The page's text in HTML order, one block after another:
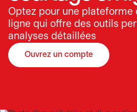
Optez pour une plateforme
ligne qui offre des outils
analyses détaillées
Ouvrez un compte